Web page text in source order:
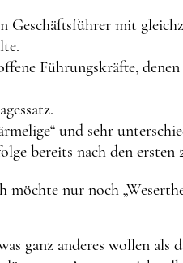
Geschäftsführer mit
Führungskräfte,
und sehr
bereits nach den ersten
nur noch
ganz anderes wollen